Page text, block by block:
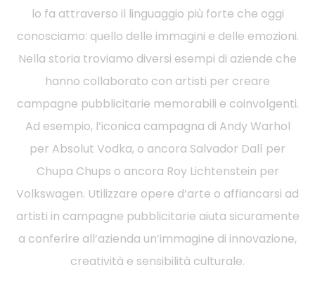
lo fa attraverso il linguaggio più forte che oggi
conosciamo: quello delle immagini e delle emozioni.
Nella storia troviamo diversi esempi di aziende che
hanno collaborato con artisti per creare
campagne pubblicitarie memorabili e coinvolgenti.
Ad esempio, l’iconica campagna di Andy Warhol
per Absolut Vodka, o ancora Salvador Dalí per
Chupa Chups o ancora Roy Lichtenstein per
Volkswagen. Utilizzare opere d’arte o affiancarsi ad
artisti in campagne pubblicitarie aiuta sicuramente
a conferire all’azienda un’immagine di innovazione,
creatività e sensibilità culturale.